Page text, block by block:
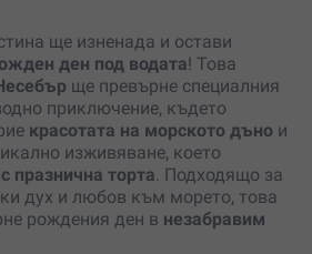
ще изненада и остави
ден под водата! Това
ще превърне специалния
приключение, където
красотата на морското дъно и
изживяване, което
празнична торта. Подходящо за
дух и любов към морето, това
рождения ден в незабравим